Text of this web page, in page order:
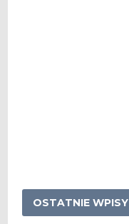
OSTATNIE WPISY